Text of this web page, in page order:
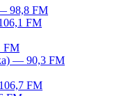
98,8 FM
FM
FM
— 90,3 FM
FM